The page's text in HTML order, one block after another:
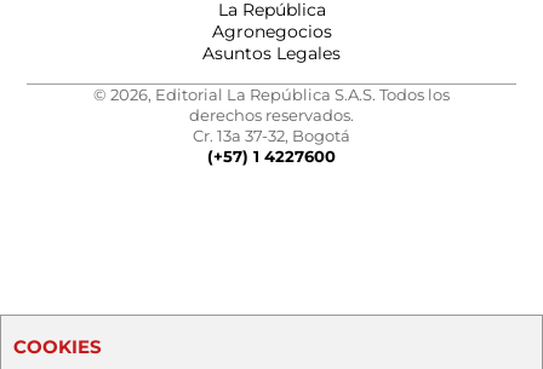
La República
Agronegocios
Asuntos Legales
© 2026, Editorial La República S.A.S. Todos los
derechos reservados.
Cr. 13a 37-32, Bogotá
(+57) 1 4227600
COOKIES